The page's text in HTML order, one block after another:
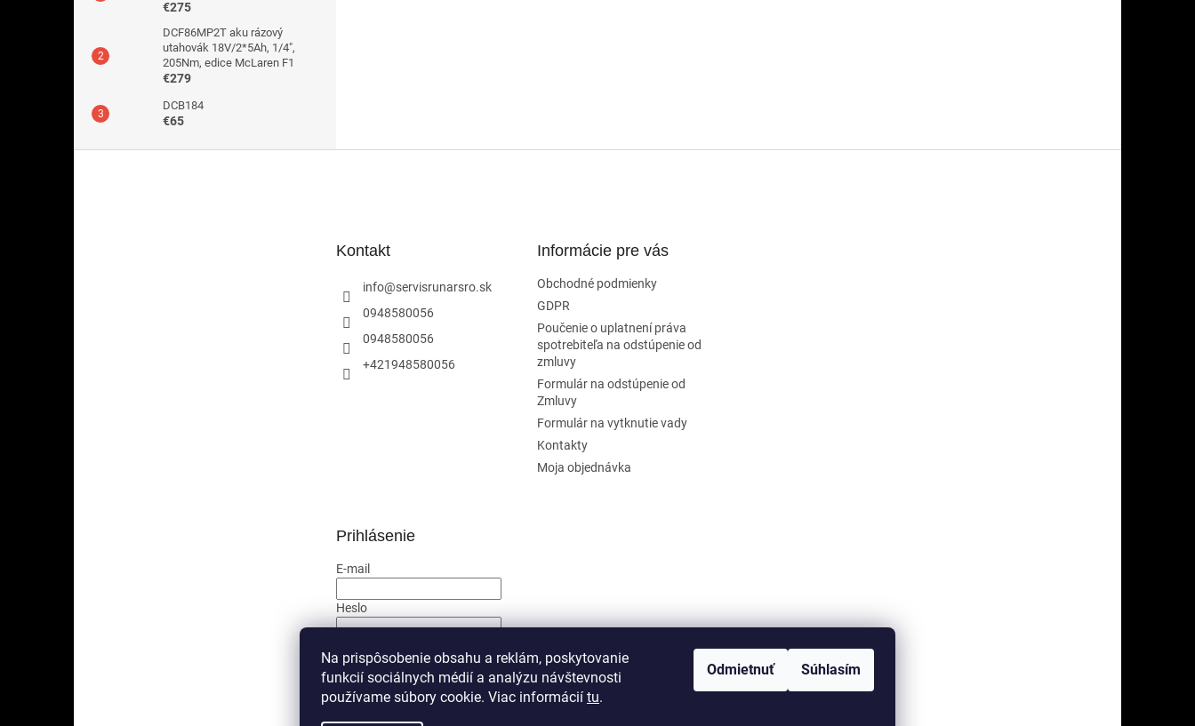
Na prispôsobenie obsahu a reklám, poskytovanie
funkcií sociálnych médií a analýzu návštevnosti
používame súbory cookie. Viac informácií tu.
Odmietnuť Súhlasím
€275
DCF86MP2T aku rázový
utahovák 18V/2*5Ah, 1/4",
205Nm, edice McLaren F1
€279
DCB184
€65
Kontakt
info@servisrunarsro.sk
0948580056
0948580056
+421948580056
Informácie pre vás
Obchodné podmienky
GDPR
Poučenie o uplatnení práva
spotrebiteľa na odstúpenie od
zmluvy
Formulár na odstúpenie od
Zmluvy
Formulár na vytknutie vady
Kontakty
Moja objednávka
Prihlásenie
E-mail
Heslo
PRIHLÁSIŤ SA
Nová registráciaZabudnuté heslo